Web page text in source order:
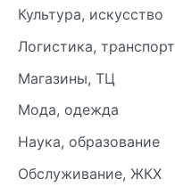
Культура, искусство
Логистика, транспорт
Магазины, ТЦ
Мода, одежда
Наука, образование
Обслуживание, ЖКХ